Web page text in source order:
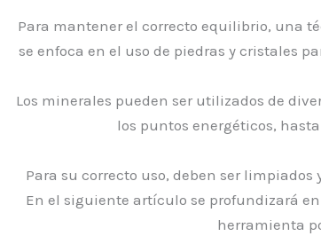
Para mantener el correcto equilibrio, una
se enfoca en el uso de piedras y cristales
Los minerales pueden ser utilizados de
los puntos energéticos,
Para su correcto uso, deben ser
En el siguiente artículo se profundizará
herramienta